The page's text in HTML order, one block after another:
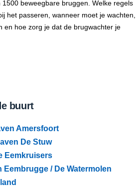
beweegbare bruggen. Welke regels
het passeren, wanneer moet je wachten,
en hoe zorg je dat de brugwachter je
buurt
Amersfoort
De Stuw
Eemkruisers
Eembrugge / De Watermolen